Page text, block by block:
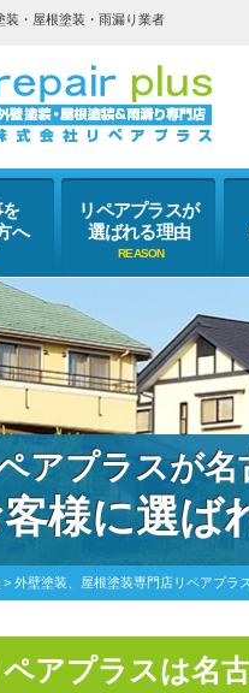
装・屋根塗装・雨漏り業者
へ
リペアプラスが
選ばれる理由
アプラスが
様に選ば
> 外壁塗装、屋根塗装専門店リペアプラ
ペアプラスは名